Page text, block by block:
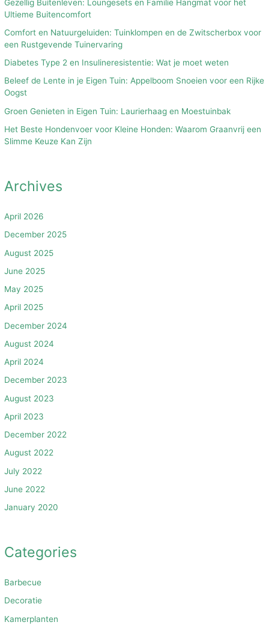
Gezellig Buitenleven: Loungesets en Familie Hangmat voor het
Ultieme Buitencomfort
Comfort en Natuurgeluiden: Tuinklompen en de Zwitscherbox voor
een Rustgevende Tuinervaring
Diabetes Type 2 en Insulineresistentie: Wat je moet weten
Beleef de Lente in je Eigen Tuin: Appelboom Snoeien voor een Rijke
Oogst
Groen Genieten in Eigen Tuin: Laurierhaag en Moestuinbak
Het Beste Hondenvoer voor Kleine Honden: Waarom Graanvrij een
Slimme Keuze Kan Zijn
Archives
April 2026
December 2025
August 2025
June 2025
May 2025
April 2025
December 2024
August 2024
April 2024
December 2023
August 2023
April 2023
December 2022
August 2022
July 2022
June 2022
January 2020
Categories
Barbecue
Decoratie
Kamerplanten